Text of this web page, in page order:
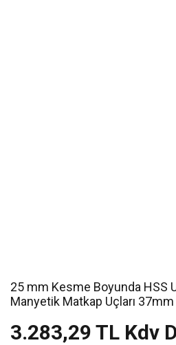
25 mm Kesme Boyunda HSS
Manyetik Matkap Uçları 37mm
3.283,29 TL Kdv